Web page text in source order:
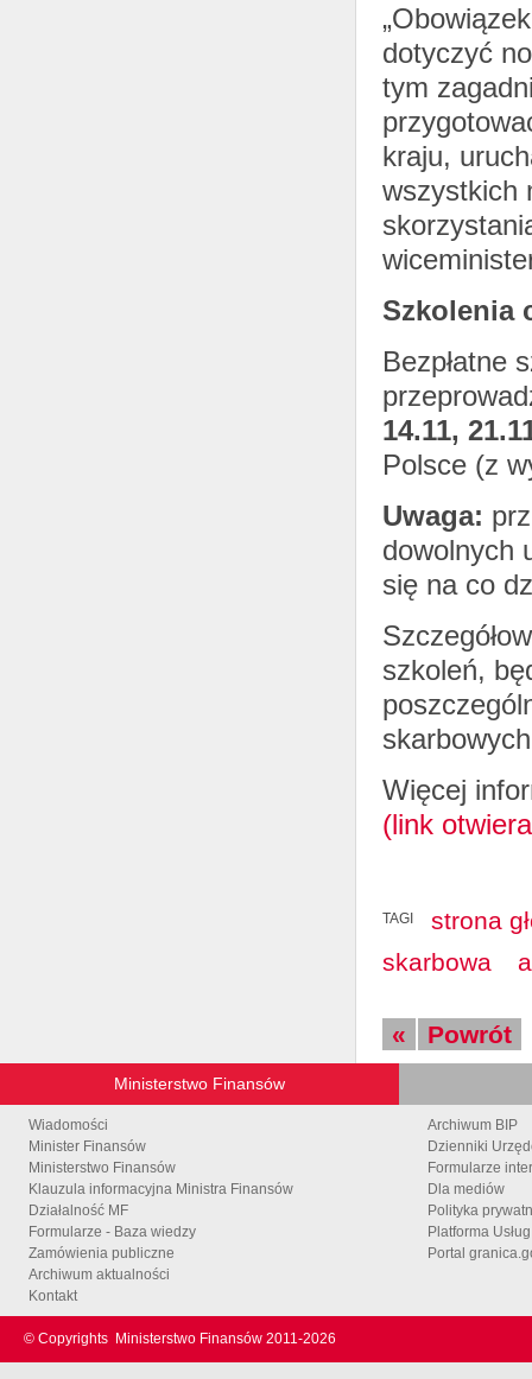
dotyczyć
tym
kraju,
wszystkich
Szkolenia
Bezpłatne
14.11,
Polsce (z
Uwaga:
dowolnych
się na co
szkoleń,
Więcej
(link
TAGI
strona
skarbowa
« Powrót
Ministerstwo Finansów
Wiadomości
Minister Finansów
Ministerstwo Finansów
Klauzula informacyjna Ministra Finansów
Działalność MF
Formularze - Baza wiedzy
Zamówienia publiczne
Archiwum aktualności
Kontakt
Archiwum BIP
Dzienniki
Formularze
Dla mediów
Polityka
Platforma
Portal
© Copyrights Ministerstwo Finansów 2011-2026